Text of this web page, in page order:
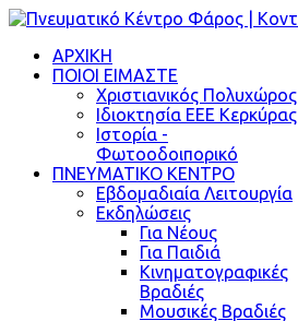
ΑΡΧΙΚΗ
ΠΟΙΟΙ ΕΙΜΑΣΤΕ
Χριστιανικός Πολυχώρος
Ιδιοκτησία ΕΕΕ Κερκύρας
Ιστορία -
Φωτοοδοιπορικό
ΠΝΕΥΜΑΤΙΚΟ ΚΕΝΤΡΟ
Εβδομαδιαία Λειτουργία
Εκδηλώσεις
Για Νέους
Για Παιδιά
Κινηματογραφικές
Βραδιές
Μουσικές Βραδιές